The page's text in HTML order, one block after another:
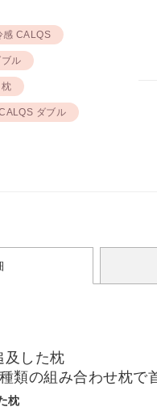
感 CALQS
ル
ダブル
及した枕
類の組み合わせ枕で
枕